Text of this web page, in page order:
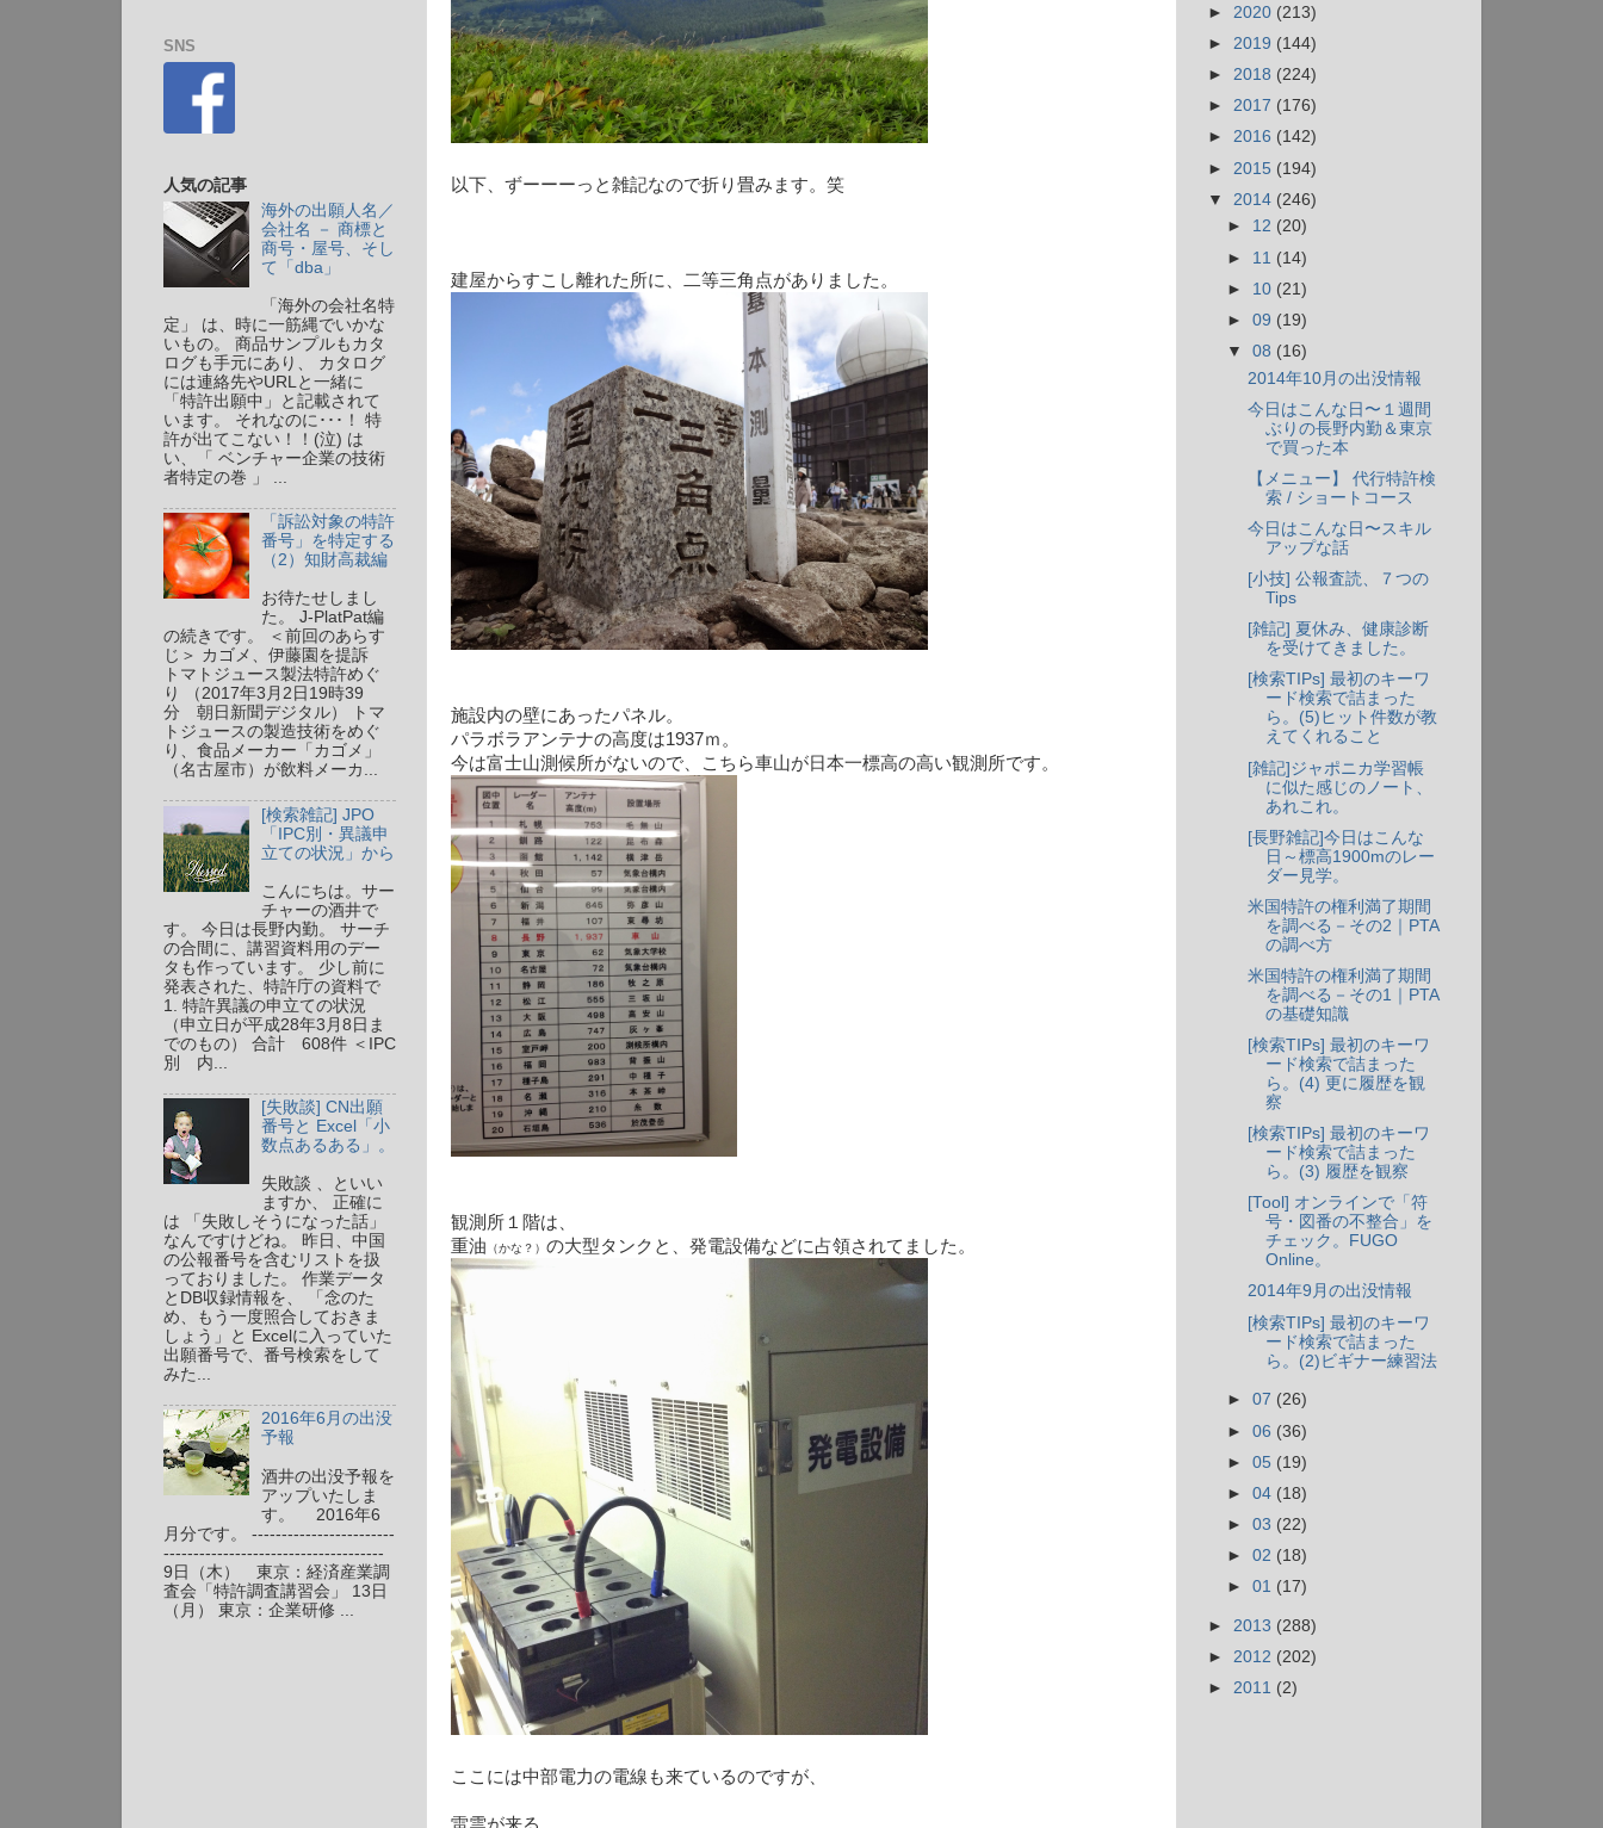
以下、ずーーーっと雑記なので折り畳みます。笑
建屋からすこし離れた所に、二等三角点がありました。
施設内の壁にあったパネル。
パラボラアンテナの高度は1937ｍ。
今は富士山測候所がないので、こちら車山が日本一標高の高い観測所です。
観測所１階は、
重油 （かな？） の大型タンクと、発電設備などに占領されてました。
ここには中部電力の電線も来ているのですが、
SNS
人気の記事
海外の出願人名／
会社名 － 商標と
商号・屋号、そし
て「dba」
「海外の会社名特
定」 は、時に一筋縄でいかな
いもの。 商品サンプルもカタ
ログも手元にあり、 カタログ
には連絡先やURLと一緒に
「特許出願中」と記載されて
います。 それなのに･･･！ 特
許が出てこない！！(泣) は
い、「 ベンチャー企業の技術
者特定の巻 」 ...
「訴訟対象の特許
番号」を特定する
（2）知財高裁編
お待たせしまし
た。 J-PlatPat編
の続きです。 ＜前回のあらす
じ＞ カゴメ、伊藤園を提訴
トマトジュース製法特許めぐ
り （2017年3月2日19時39
分 朝日新聞デジタル） トマ
トジュースの製造技術をめぐ
り、食品メーカー「カゴメ」
（名古屋市）が飲料メーカ...
[検索雑記] JPO
「IPC別・異議申
立ての状況」から
こんにちは。サー
チャーの酒井で
す。 今日は長野内勤。 サーチ
の合間に、講習資料用のデー
タも作っています。 少し前に
発表された、特許庁の資料で
1. 特許異議の申立ての状況
（申立日が平成28年3月8日ま
でのもの） 合計 608件 ＜IPC
別 内...
[失敗談] CN出願
番号と Excel「小
数点あるある」。
失敗談 、といい
ますか、 正確に
は 「失敗しそうになった話」
なんですけどね。 昨日、中国
の公報番号を含むリストを扱
っておりました。 作業データ
とDB収録情報を、 「念のた
め、もう一度照合しておきま
しょう」と Excelに入っていた
出願番号で、番号検索をして
みた...
2016年6月の出没
予報
酒井の出没予報を
アップいたしま
す。 2016年6
月分です。 ------------------------
-------------------------------------
9日（木） 東京：経済産業調
査会「特許調査講習会」 13日
（月） 東京：企業研修 ...
► 2020 (213)
► 2019 (144)
► 2018 (224)
► 2017 (176)
► 2016 (142)
► 2015 (194)
▼ 2014 (246)
► 12 (20)
► 11 (14)
► 10 (21)
►09 (19)
▼08 (16)
2014年10月の出没情報
今日はこんな日〜１週間
ぶりの長野内勤＆東京
で買った本
【メニュー】 代行特許検
索 / ショートコース
今日はこんな日〜スキル
アップな話
[小技] 公報査読、７つの
Tips
[雑記] 夏休み、健康診断
を受けてきました。
[検索TIPs] 最初のキーワ
ード検索で詰まった
ら。(5)ヒット件数が教
えてくれること
[雑記]ジャポニカ学習帳
に似た感じのノート、
あれこれ。
[長野雑記]今日はこんな
日～標高1900mのレー
ダー見学。
米国特許の権利満了期間
を調べる－その2｜PTA
の調べ方
米国特許の権利満了期間
を調べる－その1｜PTA
の基礎知識
[検索TIPs] 最初のキーワ
ード検索で詰まった
ら。(4) 更に履歴を観
察
[検索TIPs] 最初のキーワ
ード検索で詰まった
ら。(3) 履歴を観察
[Tool] オンラインで「符
号・図番の不整合」を
チェック。FUGO
Online。
2014年9月の出没情報
[検索TIPs] 最初のキーワ
ード検索で詰まった
ら。(2)ビギナー練習法
►07 (26)
►06 (36)
►05 (19)
►04 (18)
►03 (22)
►02 (18)
►01 (17)
► 2013 (288)
► 2012 (202)
► 2011 (2)